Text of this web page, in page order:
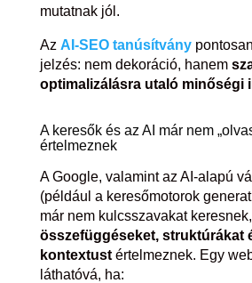
mutatnak jól.
Az AI-SEO tanúsítvány
jelzés: nem dekoráció, hanem
optimalizálásra utaló minőségi
A keresők és az AI már nem
értelmeznek
A Google, valamint az AI-alapú
(például a keresőmotorok
már nem kulcsszavakat
összefüggéseket, struktúrákat
kontextustértelmeznek. Egy
láthatóvá, ha: